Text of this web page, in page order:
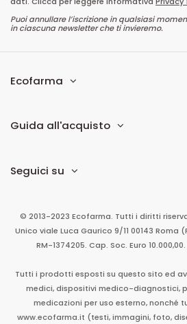
Puoi annullare l’iscrizione in qualsiasi
in ciascuna newsletter che ti invieremo.
Ecofarma
Guida all'acquisto
Seguici su
© 2013-2023 Ecofarma. Tutti i diritti
Unico viale Luca Gaurico 9/11 00143 Roma
RM-1374205. Cap. Soc. Euro
Tutti i prodotti esposti su questo sito ed
medici, dispositivi medico-diagnostici,
medicazioni per uso esterno, nonché
www.ecofarma.it (testi, immagini, foto,